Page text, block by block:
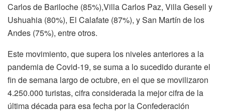
Carlos de Bariloche (85%),Villa Carlos Paz, Villa Gesell y
Ushuahia (80%), El Calafate (87%), y San Martín de los
Andes (75%), entre otros.
Este movimiento, que supera los niveles anteriores a la
pandemia de Covid-19, se suma a lo sucedido durante el
fin de semana largo de octubre, en el que se movilizaron
4.250.000 turistas, cifra considerada la mejor cifra de la
última década para esa fecha por la Confederación